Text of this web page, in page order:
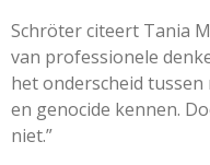
Schröter citeert Tania
van professionele
het onderscheid
en genocide kennen.
niet.”